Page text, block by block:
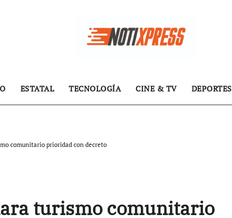
ESTATAL TECNOLOGÍA CINE & TV DEPORTES
comunitario prioridad con decreto
turismo comunitario